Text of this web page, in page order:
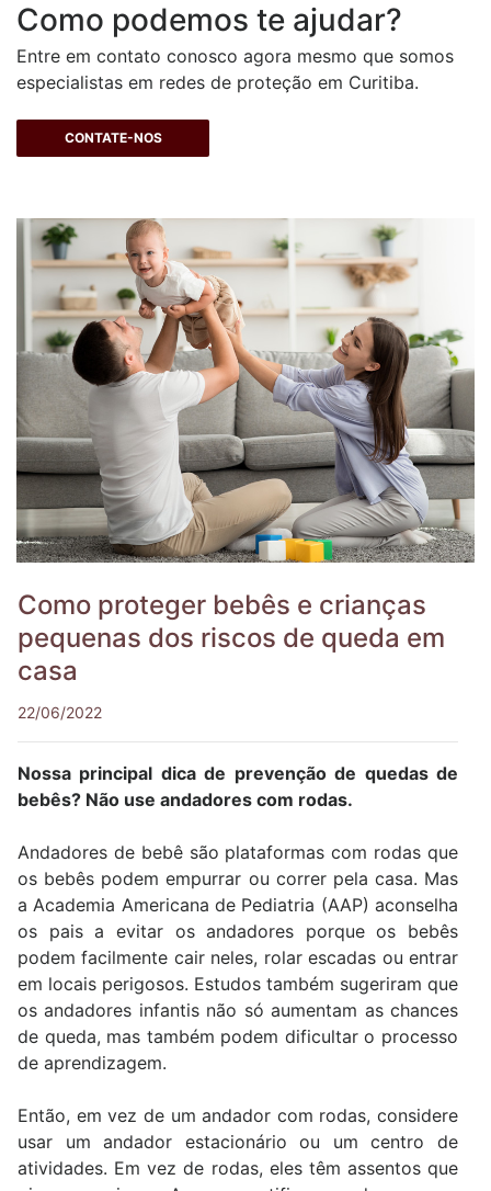
Como podemos te ajudar?
Entre em contato conosco agora mesmo que somos
especialistas em redes de proteção em Curitiba.
CONTATE-NOS
Como proteger bebês e crianças
pequenas dos riscos de queda em
casa
22/06/2022
Nossa principal dica de prevenção de quedas de
bebês? Não use andadores com rodas.
Andadores de bebê são plataformas com rodas que
os bebês podem empurrar ou correr pela casa. Mas
a Academia Americana de Pediatria (AAP) aconselha
os pais a evitar os andadores porque os bebês
podem facilmente cair neles, rolar escadas ou entrar
em locais perigosos. Estudos também sugeriram que
os andadores infantis não só aumentam as chances
de queda, mas também podem dificultar o processo
de aprendizagem.
Então, em vez de um andador com rodas, considere
usar um andador estacionário ou um centro de
atividades. Em vez de rodas, eles têm assentos que